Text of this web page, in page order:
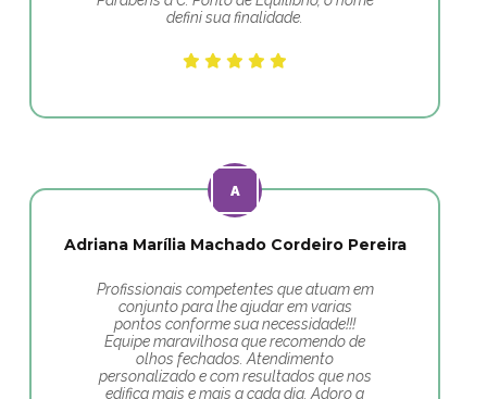
defini sua finalidade.
Adriana Marília Machado Cordeiro Pereira
Profissionais competentes que atuam em
conjunto para lhe ajudar em varias
pontos conforme sua necessidade!!!
Equipe maravilhosa que recomendo de
olhos fechados. Atendimento
personalizado e com resultados que nos
edifica mais e mais a cada dia. Adoro a